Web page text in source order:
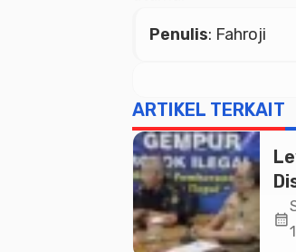
Penulis: Fahroji
ARTIKEL TERKAIT
calendar_month